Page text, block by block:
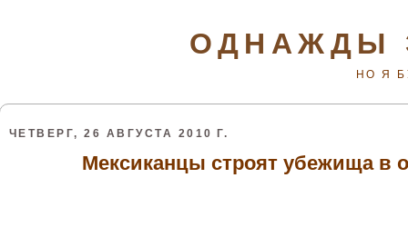
ОДНАЖДЫ
НО Я
ЧЕТВЕРГ, 26 АВГУСТА 2010 Г.
Мексиканцы строят убежища в